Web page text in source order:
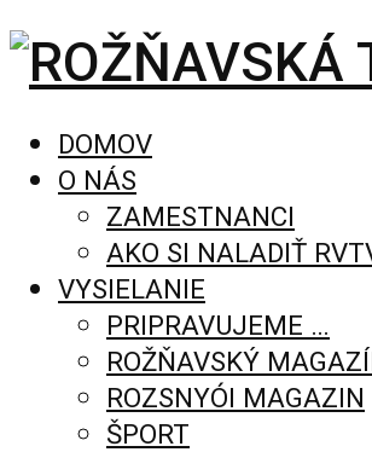
DOMOV
O NÁS
ZAMESTNANCI
AKO SI NALADIŤ
VYSIELANIE
PRIPRAVUJEME …
ROŽŇAVSKÝ
ROZSNYÓI MAGAZIN
ŠPORT